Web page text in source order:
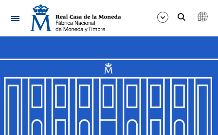
Navigation
Show/Hide
Show/Hide